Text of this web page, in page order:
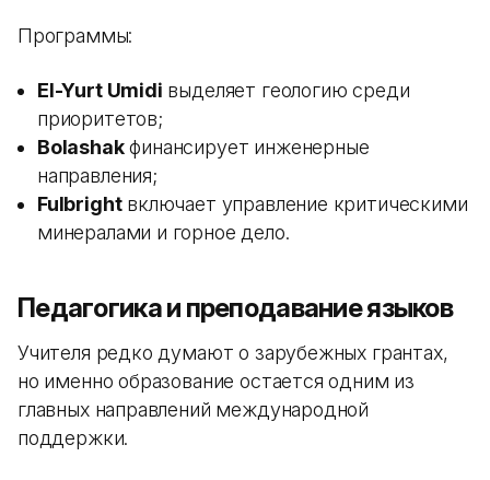
Программы:
El-Yurt Umidi выделяет геологию среди
приоритетов;
Bolashakфинансирует инженерные
направления;
Fulbrightвключает управление критическими
минералами и горное дело.
Педагогика и преподавание языков
Учителя редко думают о зарубежных грантах,
но именно образование остается одним из
главных направлений международной
поддержки.